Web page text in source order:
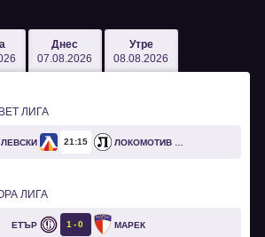
Днес
07.08.2026
Утре
08.08.2026
ЛИГА
ЛЕВСКИ 21 15
ЛИГА
ЕТЪР 1 0 МАРЕК